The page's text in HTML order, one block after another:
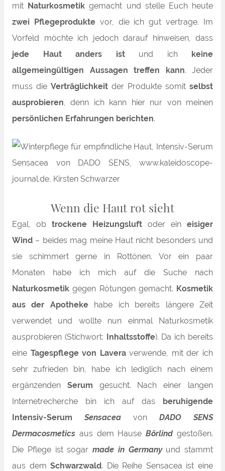
mit Naturkosmetik gemacht und stelle Euch heute
zwei Pflegeproduktevor, die ich gut vertrage. Im
Vorfeld möchte ich jedoch darauf hinweisen, dass
jede Haut anders istund ich keine
allgemeingültigen Aussagen treffen kann. Jeder
muss die Verträglichkeit der Produkte somit selbst
ausprobieren , denn ich kann hier nur von meinen
persönlichen Erfahrungen berichten.
Wenn die Haut rot sieht
Egal, ob trockene Heizungsluft oder ein eisiger
Wind – beides mag meine Haut nicht besonders und
sie schimmert gerne in Rottönen. Vor ein paar
Monaten habe ich mich auf die Suche nach
Naturkosmetik gegen Rötungen gemacht. Kosmetik
aus der Apothekehabe ich bereits längere Zeit
verwendet und wollte nun einmal Naturkosmetik
ausprobieren (Stichwort: Inhaltsstoffe). Da ich bereits
eine Tagespflege von Laveraverwende, mit der ich
sehr zufrieden bin, habe ich lediglich nach einem
ergänzenden Serum gesucht. Nach einer langen
Internetrecherche bin ich auf das beruhigende
Intensiv-Serum Sensacea von
DADO SENS
Dermacosmetics aus dem Hause Börlindgestoßen.
Die Pflege ist sogar made in Germanyund stammt
aus demSchwarzwald. Die Reihe Sensacea ist eine